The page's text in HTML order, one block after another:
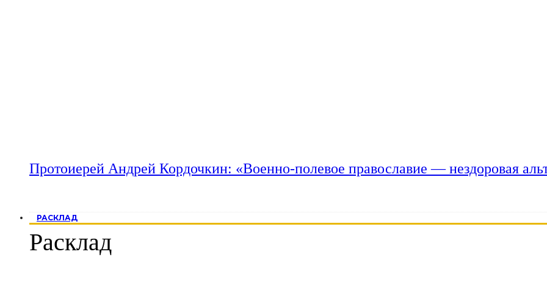
Протоиерей Андрей Кордочкин: «Военно-полевое православие — нездоровая
РАСКЛАД
Расклад